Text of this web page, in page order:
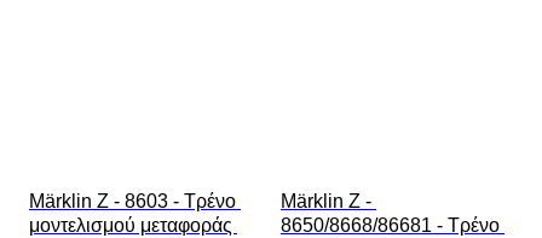
Märklin Z - 8603 - Τρένο
μοντελισμού μεταφοράς
Märklin Z -
8650/8668/86681 - Τρένο